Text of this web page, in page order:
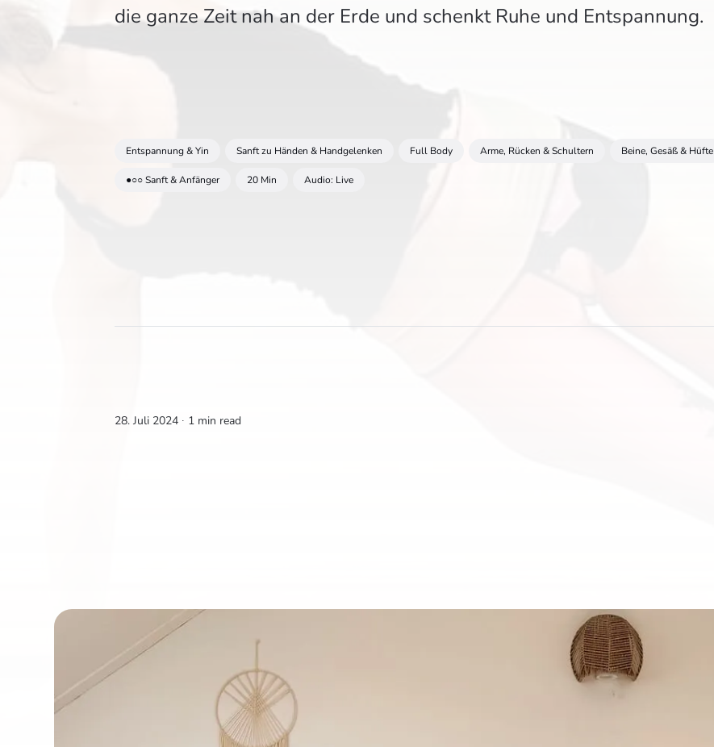
die ganze Zeit nah an der Erde und schenkt Ruhe und Entspannung.
Entspannung & Yin Sanft zu Händen & Handgelenken Full Body Arme, Rücken & Schultern Beine, Gesäß & Hüfte
●○○ Sanft & Anfänger 20 Min Audio: Live
28. Juli 2024 ∙ 1 min read